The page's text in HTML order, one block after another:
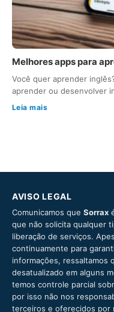
Melhores apps para
Você quer aprender
aprender ou desenvolver
Leia mais
AVISO LEGAL
Comunicamos que Sorrax
que não solicita qualquer
liberação de serviços.
continuamente para
informações, ressaltamos
desatualizado em alguns
temos controle parcial
por isso não nos
terceiros e oferecidos por